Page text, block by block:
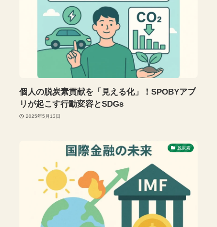
個人の脱炭素貢献を「見える化」！SPOBYアプ
リが起こす行動変容とSDGs
2025年5月13日
脱炭素